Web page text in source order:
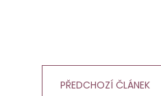
PŘEDCHOZÍ ČLÁNEK